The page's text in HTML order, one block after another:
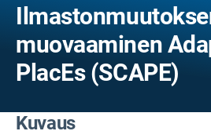
muovaaminen
PlacEs (SCAPE)
Kuvaus